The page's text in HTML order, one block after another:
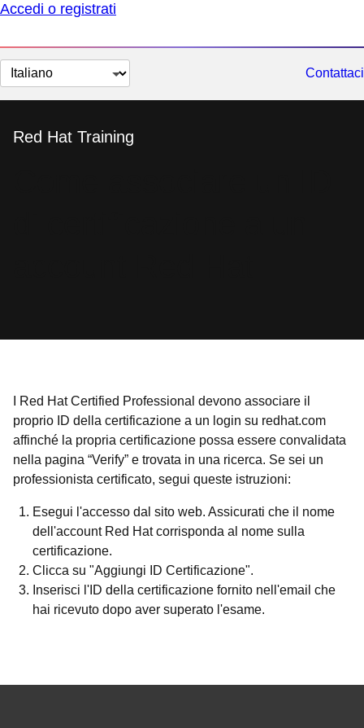
Accedi o registrati
Cambia
lingua
Contattaci
Red Hat Training
I Red Hat Certified Professional devono associare il
proprio ID della certificazione a un login su redhat.com
affinché la propria certificazione possa essere convalidata
nella pagina “Verify” e trovata in una ricerca. Se sei un
professionista certificato, segui queste istruzioni:
Esegui l'accesso dal sito web. Assicurati che il nome
dell'account Red Hat corrisponda al nome sulla
certificazione.
Clicca su "Aggiungi ID Certificazione".
Inserisci l'ID della certificazione fornito nell'email che
hai ricevuto dopo aver superato l'esame.